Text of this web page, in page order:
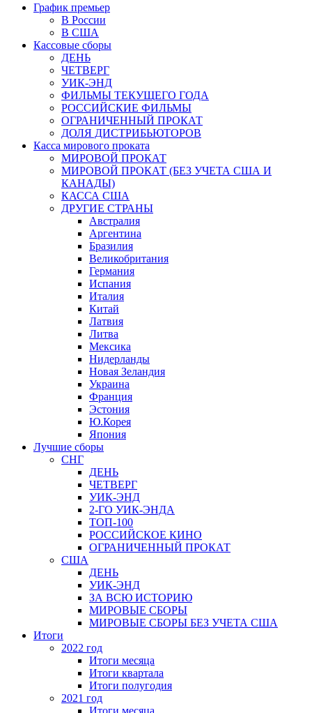
График премьер
В России
В США
Кассовые сборы
ДЕНЬ
ЧЕТВЕРГ
УИК-ЭНД
ФИЛЬМЫ ТЕКУЩЕГО ГОДА
РОССИЙСКИЕ ФИЛЬМЫ
ОГРАНИЧЕННЫЙ ПРОКАТ
ДОЛЯ ДИСТРИБЬЮТОРОВ
Касса мирового проката
МИРОВОЙ ПРОКАТ
МИРОВОЙ ПРОКАТ (БЕЗ УЧЕТА США И
КАНАДЫ)
КАССА США
ДРУГИЕ СТРАНЫ
Австралия
Аргентина
Бразилия
Великобритания
Германия
Испания
Италия
Китай
Латвия
Литва
Мексика
Нидерланды
Новая Зеландия
Украина
Франция
Эстония
Ю.Корея
Япония
Лучшие сборы
СНГ
ДЕНЬ
ЧЕТВЕРГ
УИК-ЭНД
2-ГО УИК-ЭНДА
ТОП-100
РОССИЙСКОЕ КИНО
ОГРАНИЧЕННЫЙ ПРОКАТ
США
ДЕНЬ
УИК-ЭНД
ЗА ВСЮ ИСТОРИЮ
МИРОВЫЕ СБОРЫ
МИРОВЫЕ СБОРЫ БЕЗ УЧЕТА США
Итоги
2022 год
Итоги месяца
Итоги квартала
Итоги полугодия
2021 год
Итоги месяца